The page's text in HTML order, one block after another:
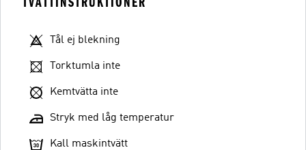
Tål ej blekning
Torktumla inte
Kemtvätta inte
Stryk med låg temperatur
Kall maskintvätt